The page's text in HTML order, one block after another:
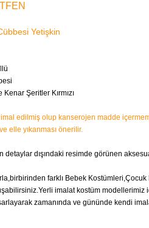
Yetişkin
Şeritler Kırmızı
edilmiş olup kanserojen madde
elle yıkanması önerilir.
dışındaki resimde görünen
farklı Bebek
imalat kostüm
zamanında ve gününde kendi